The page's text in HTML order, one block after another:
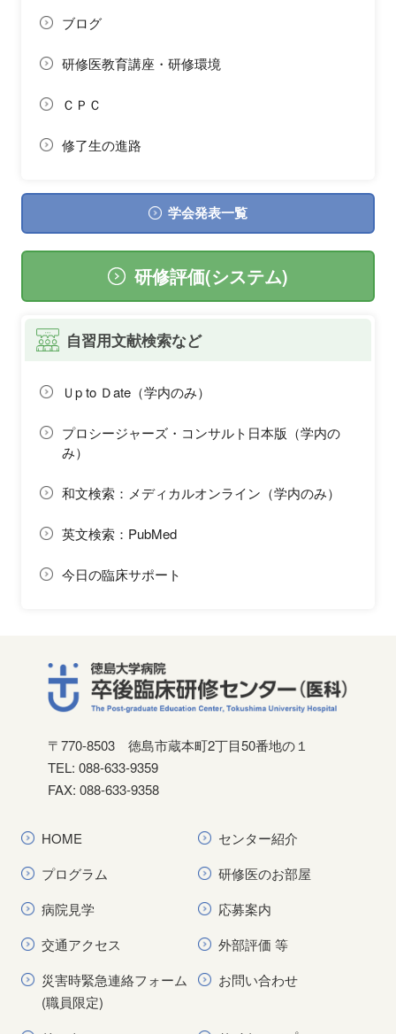
ブログ
研修医教育講座・研修環境
ＣＰＣ
修了生の進路
学会発表一覧
研修評価(システム)
自習用文献検索など
Ｕp to Ｄate（学内のみ）
プロシージャーズ・コンサルト日本版（学内の
み）
和文検索：メディカルオンライン（学内のみ）
英文検索：PubMed
今日の臨床サポート
〒770-8503
徳島市蔵本町2丁目50番地の１
TEL: 088-633-9359
FAX: 088-633-9358
HOME
センター紹介
プログラム
研修医のお部屋
病院見学
応募案内
交通アクセス
外部評価 等
災害時緊急連絡フォーム
(職員限定)
お問い合わせ